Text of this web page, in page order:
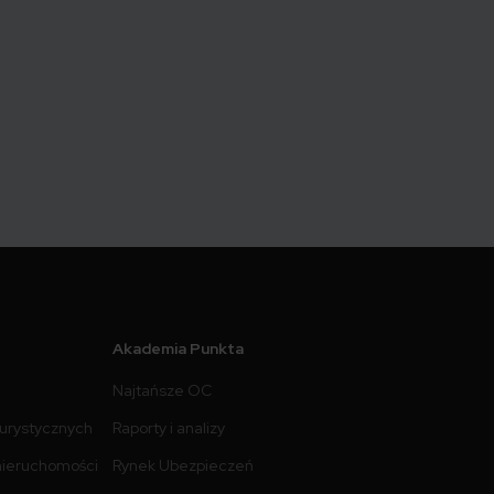
Akademia Punkta
Najtańsze OC
Raporty i analizy
Rynek Ubezpieczeń